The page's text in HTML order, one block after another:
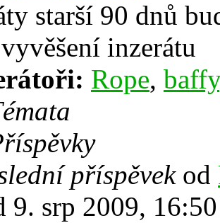
starší 90 dnů
inzerátu
Rope, baffy
příspěvekod
9. srp 2009, 16:50